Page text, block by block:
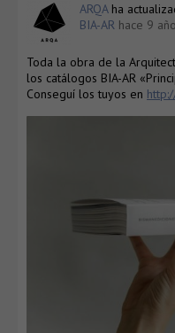
ARQAha
BIA-AR hace 9
Toda la obra de la
los catálogos BIA-AR
Conseguí los tuyos en